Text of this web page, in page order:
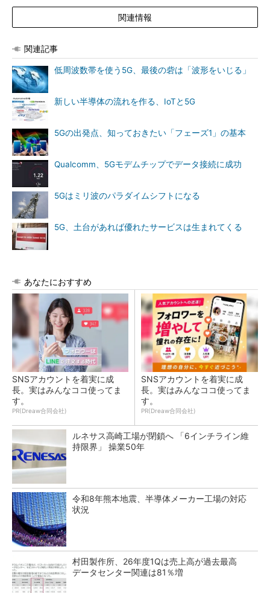
関連情報
関連記事
低周波数帯を使う5G、最後の砦は「波形をいじる」
新しい半導体の流れを作る、IoTと5G
5Gの出発点、知っておきたい「フェーズ1」の基本
Qualcomm、5Gモデムチップでデータ接続に成功
5Gはミリ波のパラダイムシフトになる
5G、土台があれば優れたサービスは生まれてくる
あなたにおすすめ
SNSアカウントを着実に成
長。実はみんなココ使ってま
す。
PR(Dreaw合同会社)
SNSアカウントを着実に成
長。実はみんなココ使ってま
す。
PR(Dreaw合同会社)
ルネサス高崎工場が閉鎖へ 「6インチライン維
持限界」 操業50年
令和8年熊本地震、半導体メーカー工場の対応
状況
村田製作所、26年度1Qは売上高が過去最高
データセンター関連は81％増